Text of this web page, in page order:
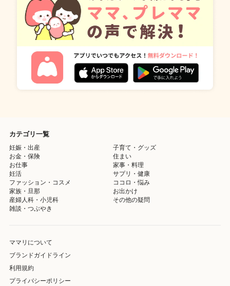
カテゴリ一覧
妊娠・出産
子育て・グッズ
お金・保険
住まい
お仕事
家事・料理
妊活
サプリ・健康
ファッション・コスメ
ココロ・悩み
家族・旦那
お出かけ
産婦人科・小児科
その他の疑問
雑談・つぶやき
ママリについて
ブランドガイドライン
利用規約
プライバシーポリシー